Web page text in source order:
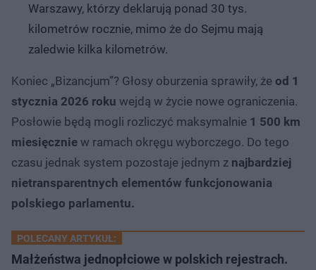
Warszawy, którzy deklarują ponad 30 tys.
kilometrów rocznie, mimo że do Sejmu mają
zaledwie kilka kilometrów.
Koniec „Bizancjum”? Głosy oburzenia sprawiły, że od 1
stycznia 2026 roku wejdą w życie nowe ograniczenia.
Posłowie będą mogli rozliczyć maksymalnie 1 500 km
miesięcznie w ramach okręgu wyborczego. Do tego
czasu jednak system pozostaje jednym z najbardziej
nietransparentnych elementów funkcjonowania
polskiego parlamentu.
POLECANY ARTYKUŁ:
Małżeństwa jednopłciowe w polskich rejestrach.